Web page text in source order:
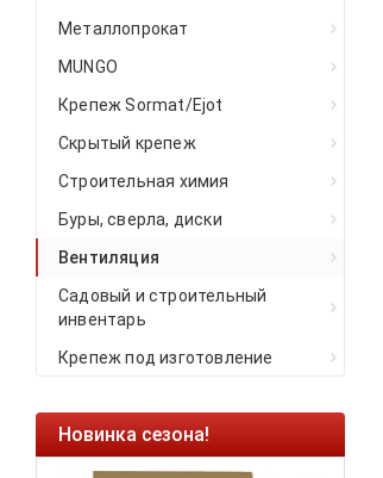
Металлопрокат
MUNGO
Крепеж Sormat/Ejot
Скрытый крепеж
Строительная химия
Буры, сверла, диски
Вентиляция
Садовый и строительный
инвентарь
Крепеж под изготовление
Новинка сезона!